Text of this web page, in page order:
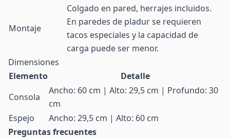
Montaje
Colgado en pared, herrajes incluidos.
En paredes de pladur se requieren
tacos especiales y la capacidad de
carga puede ser menor.
Dimensiones
Elemento
Detalle
Consola
Ancho: 60 cm | Alto: 29,5 cm | Profundo: 30
cm
Espejo
Ancho: 29,5 cm | Alto: 60 cm
Preguntas frecuentes